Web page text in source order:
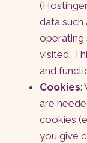
data such
operating
visited.
and
Cookies:
are
cookies
you give